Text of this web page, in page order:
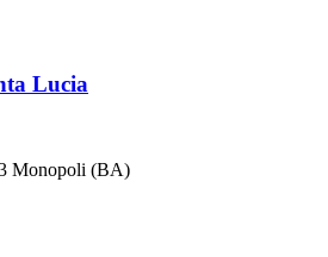
Lucia
Monopoli (BA)